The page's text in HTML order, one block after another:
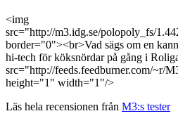
<img
src="http://m3.idg.se/polopoly_fs/
border="0"><br>Vad sägs om en
hi-tech för köksnördar på gång i
src="http://feeds.feedburner.com/~r/
height="1" width="1"/>
Läs hela recensionen från M3:s tester